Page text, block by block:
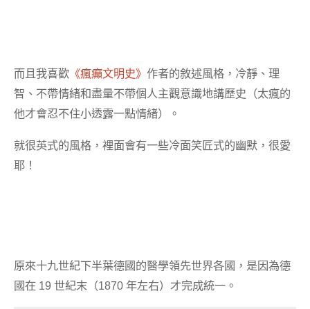
而且我喜歡 《瘋癲文明史》作者的敘述風格，冷靜、理
智、不帶情緒和盡量不帶個人主觀意識地講歷史（太瘋的
他才會忍不住小透露一點情緒）。
就很英式的風格，裡面會有一些冷面笑匠式的幽默，很愛
耶！
原來十九世紀下半葉德國的醫學領先世界各國，是因為德
國在 19 世紀末（1870 年左右）才完成統一。